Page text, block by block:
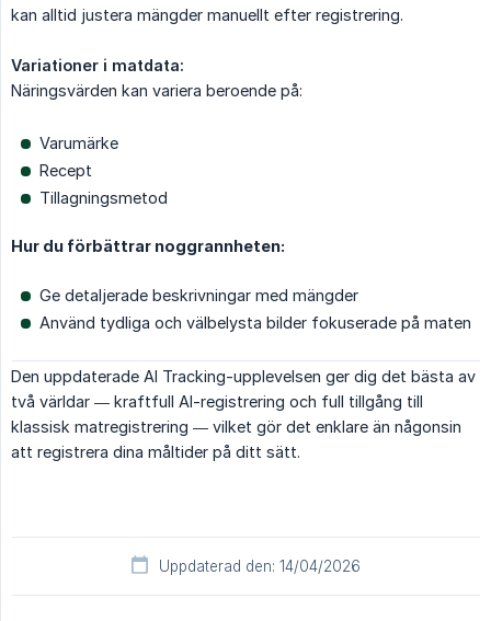
kan alltid justera mängder manuellt efter registrering.
Variationer i matdata:
Näringsvärden kan variera beroende på:
Varumärke
Recept
Tillagningsmetod
Hur du förbättrar noggrannheten:
Ge detaljerade beskrivningar med mängder
Använd tydliga och välbelysta bilder fokuserade på maten
Den uppdaterade AI Tracking-upplevelsen ger dig det bästa av
två världar — kraftfull AI-registrering och full tillgång till
klassisk matregistrering — vilket gör det enklare än någonsin
att registrera dina måltider på ditt sätt.
Uppdaterad den: 14/04/2026